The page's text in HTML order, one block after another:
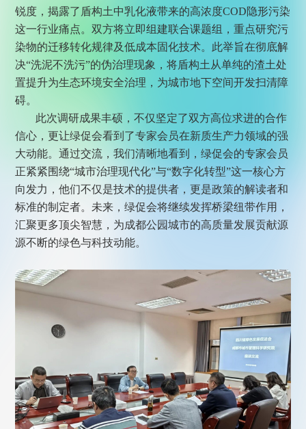
锐度，揭露了盾构土中乳化液带来的高浓度COD隐形污染
这一行业痛点。双方将立即组建联合课题组，重点研究污
染物的迁移转化规律及低成本固化技术。此举旨在彻底解
决“洗泥不洗污”的伪治理现象，将盾构土从单纯的渣土处
置提升为生态环境安全治理，为城市地下空间开发扫清障
碍。
此次调研成果丰硕，不仅坚定了双方高位求进的合作
信心，更让绿促会看到了专家会员在新质生产力领域的强
大动能。通过交流，我们清晰地看到，绿促会的专家会员
正紧紧围绕“城市治理现代化”与“数字化转型”这一核心方
向发力，他们不仅是技术的提供者，更是政策的解读者和
标准的制定者。未来，绿促会将继续发挥桥梁纽带作用，
汇聚更多顶尖智慧，为成都公园城市的高质量发展贡献源
源不断的绿色与科技动能。